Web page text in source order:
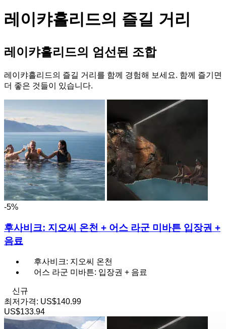
레이캬흘리드의 즐길 거리
레이캬흘리드의 엄선된 조합
레이캬흘리드의 즐길 거리를 함께 경험해 보세요. 함께 즐기면
더 좋은 것들이 있습니다.
-5%
후사비크: 지오씨 온천 + 어스 라군 미바튼 입장권 +
음료
후사비크: 지오씨 온천
어스 라군 미바튼: 입장권 + 음료
신규
최저가격: US$140.99
US$133.94